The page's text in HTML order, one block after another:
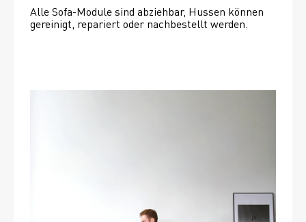
Alle Sofa-Module sind abziehbar, Hussen können
gereinigt, repariert oder nachbestellt werden.